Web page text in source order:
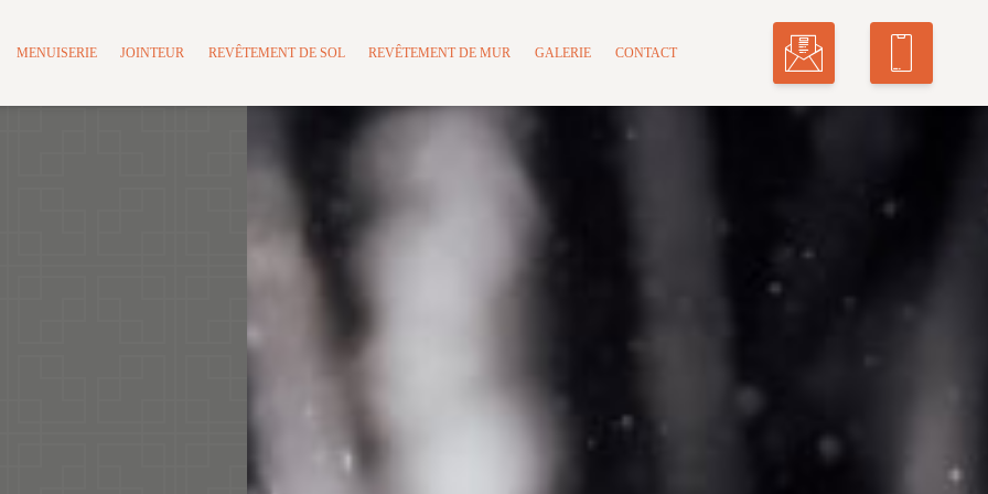
MENUISERIE JOINTEUR REVÊTEMENT DE SOL REVÊTEMENT DE MUR GALERIE CONTACT